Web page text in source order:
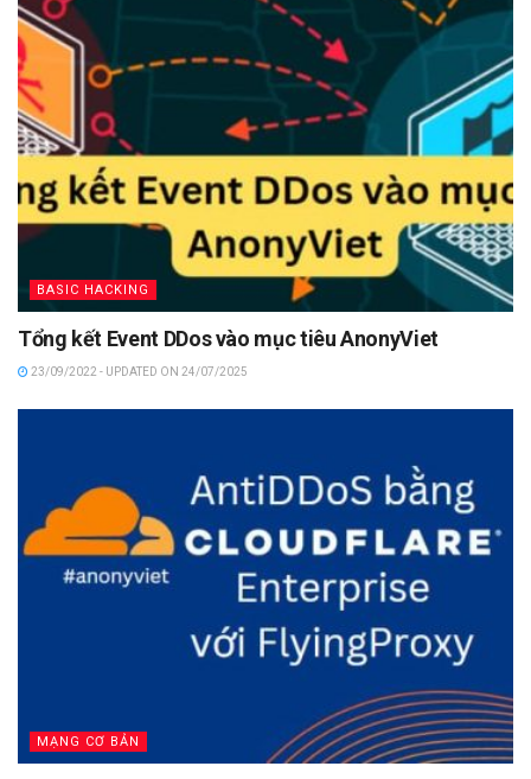
BASIC HACKING
Tổng kết Event DDos vào mục tiêu AnonyViet
23/09/2022 - UPDATED ON 24/07/2025
MẠNG CƠ BẢN